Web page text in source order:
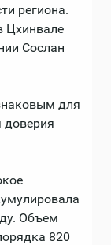
региона.
Цхинвале
Сослан
для
доверия
Объем
820